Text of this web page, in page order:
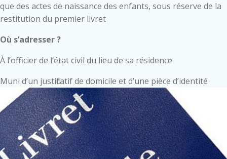
que des actes de naissance des enfants, sous réserve de la
restitution du premier livret
Où s’adresser ?
À l’officier de l’état civil du lieu de sa résidence
Muni d’un justificatif de domicile et d’une pièce d’identité